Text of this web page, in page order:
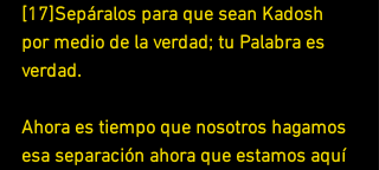
[17]Sepáralos para que sean Kadosh
por medio de la verdad; tu Palabra es
verdad.
Ahora es tiempo que nosotros hagamos
esa separación ahora que estamos aquí